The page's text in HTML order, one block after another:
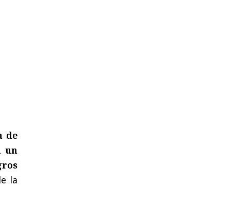
de
un
la